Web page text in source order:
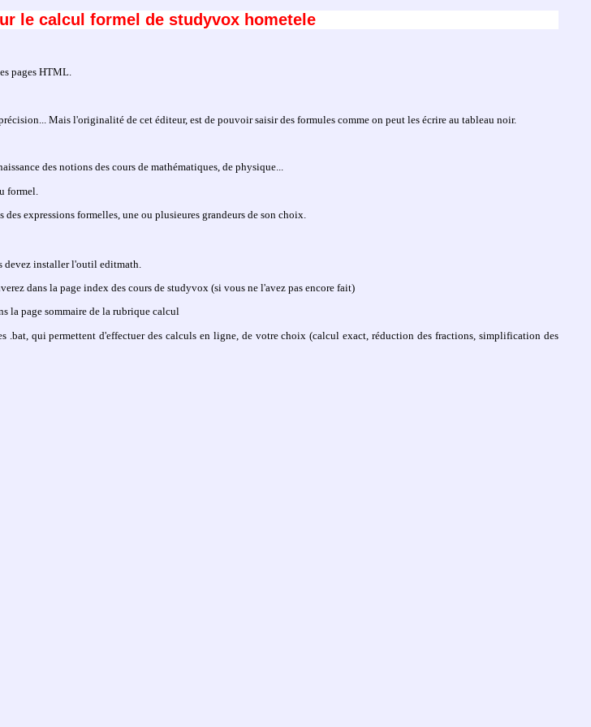
le calcul formel de studyvox hometele
pages HTML.
Mais l'originalité de cet éditeur, est de pouvoir saisir des formules comme on peut les écrire au tableau noir.
des notions des cours de mathématiques, de physique...
formel.
expressions formelles, une ou plusieures grandeurs de son choix.
devez installer l'outil editmath.
dans la page index des cours de studyvox (si vous ne l'avez pas encore fait)
la page sommaire de la rubrique calcul
.bat, qui permettent d'effectuer des calculs en ligne, de votre choix (calcul exact, réduction des fractions, simplification des